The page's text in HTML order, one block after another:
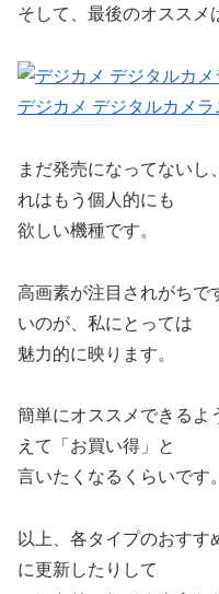
そして、最後のオススメ
デジカメ デジタルカメ
まだ発売になってないし
れはもう個人的にも
欲しい機種です。
高画素が注目されがちで
いのが、私にとっては
魅力的に映ります。
簡単にオススメできるよ
えて「お買い得」と
言いたくなるくらいです。
以上、各タイプのおすす
に更新したりして